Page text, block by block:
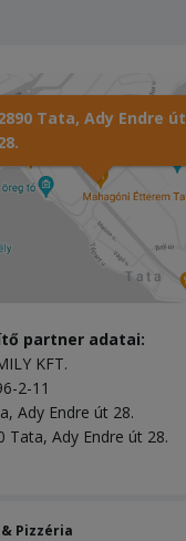
Tata, Ady Endre út
partner adatai:
KFT.
2-11
Ady Endre út 28.
Tata, Ady Endre út 28.
Pizzéria